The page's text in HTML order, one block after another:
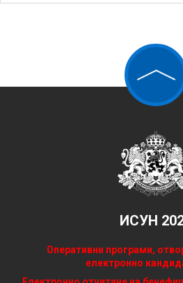
ИСУН
Оперативни програми,
електронно